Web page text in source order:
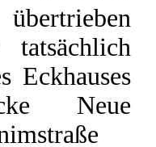
Eckhauses
Neue